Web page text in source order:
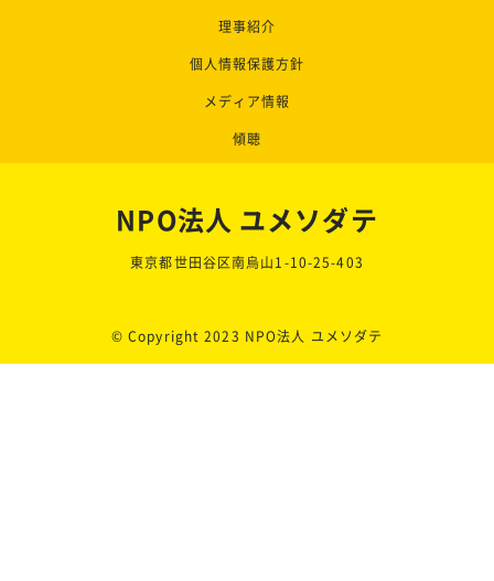
理事紹介
個人情報保護方針
メディア情報
傾聴
NPO法人 ユメソダテ
東京都世田谷区南烏山1-10-25-403
© Copyright 2023 NPO法人 ユメソダテ